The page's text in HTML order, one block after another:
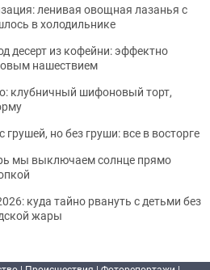
ленивая овощная лазанья с
в холодильнике
десерт из кофейни: эффектно
нашествием
клубничный шифоновый торт,
грушей, но без груши: все в восторге
мы выключаем солнце прямо
куда тайно рвануть с детьми без
жары